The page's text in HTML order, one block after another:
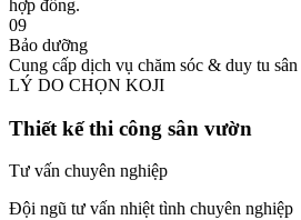
hợp đồng.
09
Bảo dưỡng
Cung cấp dịch vụ chăm sóc & duy tu
LÝ DO CHỌN KOJI
Thiết kế thi công sân vườn
Tư vấn chuyên nghiệp
Đội ngũ tư vấn nhiệt tình chuyên nghiệp